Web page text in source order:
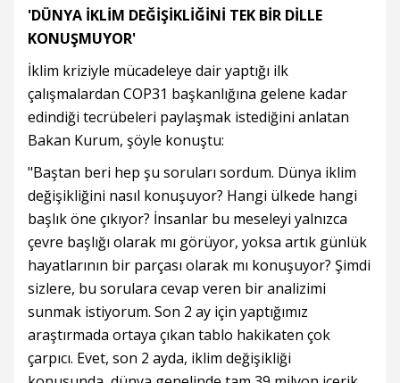
'DÜNYA İKLİM DEĞİŞİKLİĞİNİ TEK BİR DİLLE
KONUŞMUYOR'
İklim kriziyle mücadeleye dair yaptığı ilk
çalışmalardan COP31 başkanlığına gelene kadar
edindiği tecrübeleri paylaşmak istediğini anlatan
Bakan Kurum, şöyle konuştu:
"Baştan beri hep şu soruları sordum. Dünya iklim
değişikliğini nasıl konuşuyor? Hangi ülkede hangi
başlık öne çıkıyor? İnsanlar bu meseleyi yalnızca
çevre başlığı olarak mı görüyor, yoksa artık günlük
hayatlarının bir parçası olarak mı konuşuyor? Şimdi
sizlere, bu sorulara cevap veren bir analizimi
sunmak istiyorum. Son 2 ay için yaptığımız
araştırmada ortaya çıkan tablo hakikaten çok
çarpıcı. Evet, son 2 ayda, iklim değişikliği